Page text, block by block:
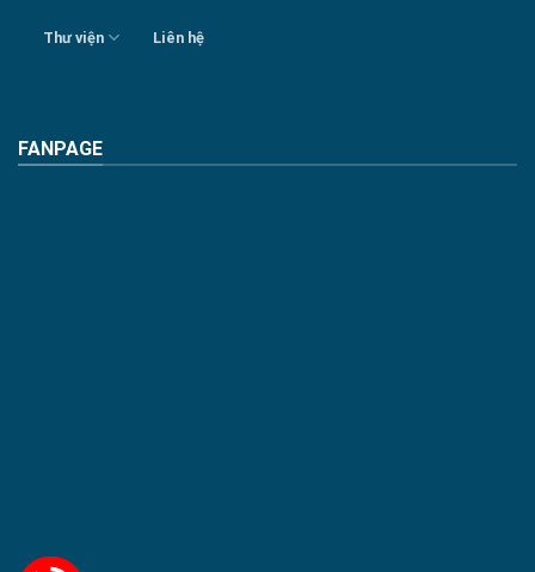
Thư viện Liên hệ
FANPAGE